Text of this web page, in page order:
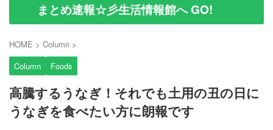
まとめ速報☆彡生活情報館へ GO!
HOME > Column >
Column
Foods
高騰するうなぎ！それでも土用の丑の日に
うなぎを食べたい方に朗報です